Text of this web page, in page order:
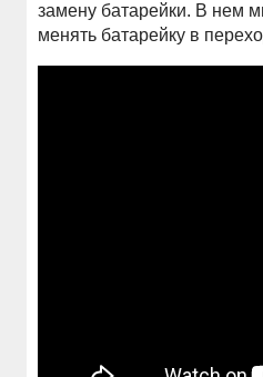
замену батарейки. В нем
менять батарейку в